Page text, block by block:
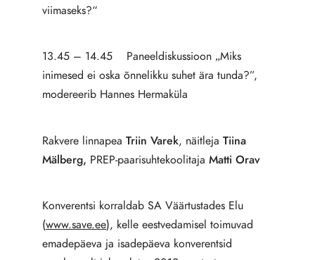
viimaseks?“
13.45 – 14.45 Paneeldiskussioon „Miks
inimesed ei oska õnnelikku suhet ära tunda?”,
modereerib Hannes Hermaküla
Rakvere linnapea Triin Varek, näitleja Tiina
Mälberg, PREP-paarisuhtekoolitaja Matti Orav
Konverentsi korraldab SA Väärtustades Elu
(www.save.ee), kelle eestvedamisel toimuvad
emadepäeva ja isadepäeva konverentsid